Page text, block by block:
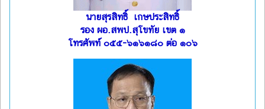
นายสุรสิทธิ์ เกษประสิทธิ์
รอง ผอ.สพป.สุโขทัย เขต ๑
โทรศัพท์ ๐๕๕-๖๑๖๑๘๐ ต่อ ๑๐๖